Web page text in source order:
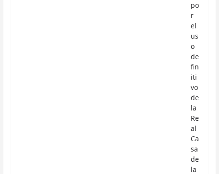
po
r
el
us
o
de
fin
iti
vo
de
la
Re
al
Ca
sa
de
la